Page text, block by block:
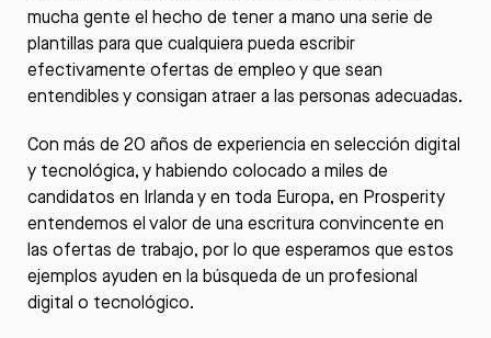
mucha gente el hecho de tener a mano una serie de
plantillas para que cualquiera pueda escribir
efectivamente ofertas de empleo y que sean
entendibles y consigan atraer a las personas adecuadas.
Con más de 20 años de experiencia en selección digital
y tecnológica, y habiendo colocado a miles de
candidatos en Irlanda y en toda Europa, en Prosperity
entendemos el valor de una escritura convincente en
las ofertas de trabajo, por lo que esperamos que estos
ejemplos ayuden en la búsqueda de un profesional
digital o tecnológico.